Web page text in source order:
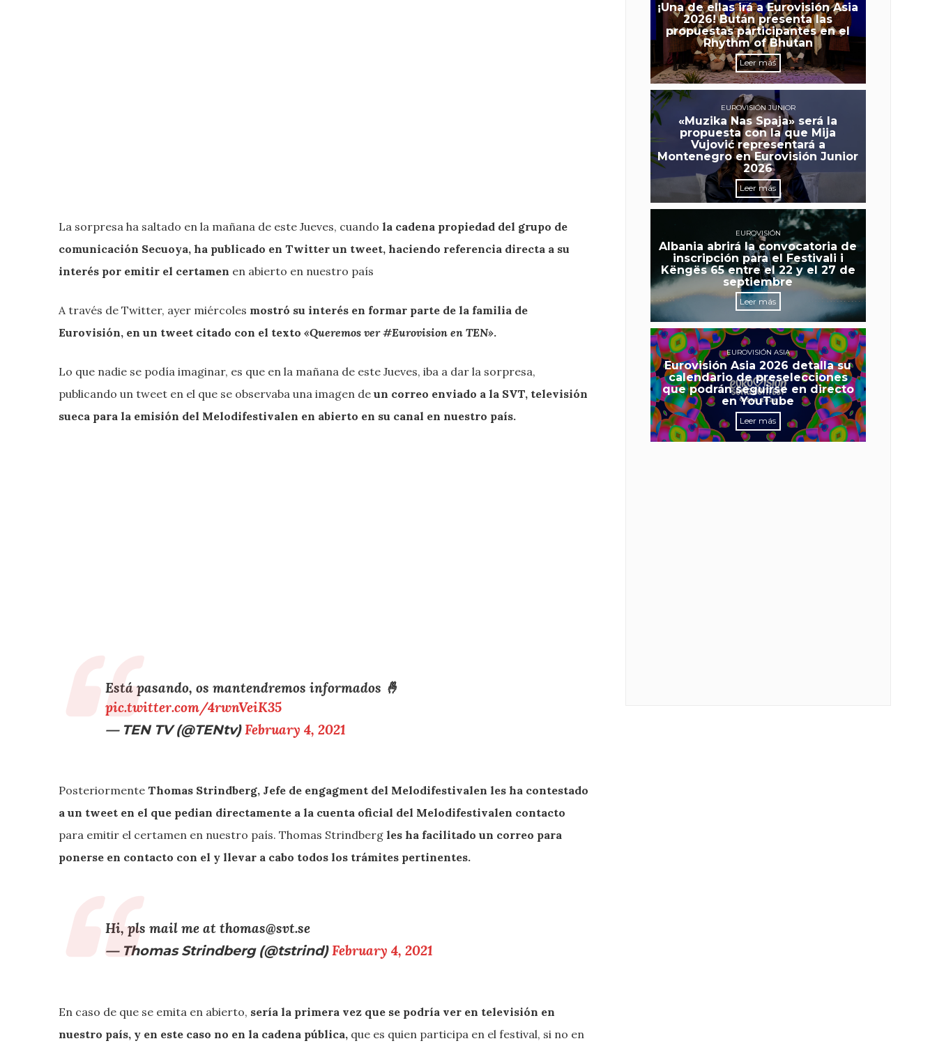
La sorpresa ha saltado en la mañana de este Jueves, cuando la cadena propiedad del grupo de
comunicación Secuoya, ha publicado en Twitter un tweet, haciendo referencia directa a su
interés por emitir el certamen en abierto en nuestro país
A través de Twitter, ayer miércoles mostró su interés en formar parte de la familia de
Eurovisión, en un tweet citado con el texto «Queremos ver #Eurovision en TEN».
Lo que nadie se podía imaginar, es que en la mañana de este Jueves, iba a dar la sorpresa,
publicando un tweet en el que se observaba una imagen de un correo enviado a la SVT, televisión
sueca para la emisión del Melodifestivalen en abierto en su canal en nuestro país.
Está pasando, os mantendremos informados 🤞
pic.twitter.com/4rwnVeiK35
— TEN TV (@TENtv) February 4, 2021
Posteriormente Thomas Strindberg, Jefe de engagment del Melodifestivalen les ha contestado
a un tweet en el que pedian directamente a la cuenta oficial del Melodifestivalen contacto
para emitir el certamen en nuestro país. Thomas Strindberg les ha facilitado un correo para
ponerse en contacto con el y llevar a cabo todos los trámites pertinentes.
Hi, pls mail me at thomas@svt.se
— Thomas Strindberg (@tstrind)February 4, 2021
En caso de que se emita en abierto, sería la primera vez que se podría ver en televisión en
nuestro país, y en este caso no en la cadena pública, que es quien participa en el festival, si no en
¡Una de ellas irá a Eurovisión Asia
2026! Bután presenta las
propuestas participantes en el
Rhythm of Bhutan
Leer más
EUROVISIÓN JUNIOR
«Muzika Nas Spaja» será la
propuesta con la que Mija
Vujović representará a
Montenegro en Eurovisión Junior
2026
Leer más
EUROVISIÓN
Albania abrirá la convocatoria de
inscripción para el Festivali i
Këngës 65 entre el 22 y el 27 de
septiembre
Leer más
EUROVISIÓN ASIA
Eurovisión Asia 2026 detalla su
calendario de preselecciones
que podrán seguirse en directo
en YouTube
Leer más